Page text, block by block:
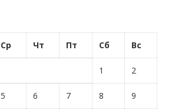
Ср Чт Пт Сб Вс
1 2
5 6 7 8 9